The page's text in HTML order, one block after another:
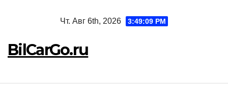
Чт. Авг 6th, 2026 3:49:10 PM
BilCarGo.ru